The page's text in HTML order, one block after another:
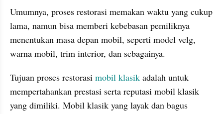
Umumnya, proses restorasi memakan waktu yang cukup
lama, namun bisa memberi kebebasan pemiliknya
menentukan masa depan mobil, seperti model velg,
warna mobil, trim interior, dan sebagainya.
Tujuan proses restorasi mobil klasik adalah untuk
mempertahankan prestasi serta reputasi mobil klasik
yang dimiliki. Mobil klasik yang layak dan bagus